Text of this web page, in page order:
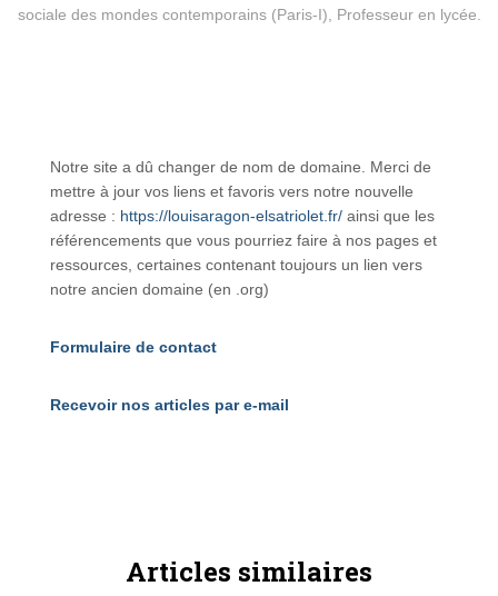
sociale des mondes contemporains (Paris-I), Professeur en lycée.
Notre site a dû changer de nom de domaine. Merci de
mettre à jour vos liens et favoris vers notre nouvelle
adresse : https://louisaragon-elsatriolet.fr/ ainsi que les
référencements que vous pourriez faire à nos pages et
ressources, certaines contenant toujours un lien vers
notre ancien domaine (en .org)
Formulaire de contact
Recevoir nos articles par e-mail
Articles similaires